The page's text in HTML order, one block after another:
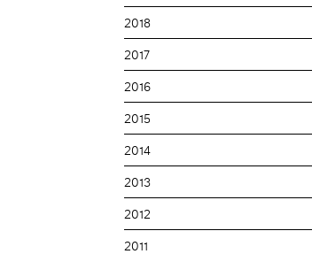
2018
2017
2016
2015
2014
2013
2012
2011